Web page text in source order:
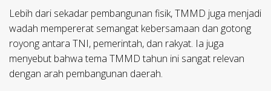
Lebih dari sekadar pembangunan fisik, TMMD juga menjadi
wadah mempererat semangat kebersamaan dan gotong
royong antara TNI, pemerintah, dan rakyat. Ia juga
menyebut bahwa tema TMMD tahun ini sangat relevan
dengan arah pembangunan daerah.